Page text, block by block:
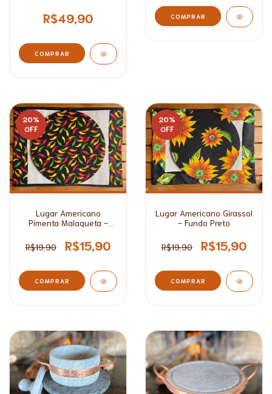
R$49,90
COMPRAR
COMPRAR
20%
OFF
Lugar Americano
Pimenta Malagueta -
Vermelho*
R$19,90 R$15,90
COMPRAR
20%
OFF
Lugar Americano Girassol
- Fundo Preto
R$19,90 R$15,90